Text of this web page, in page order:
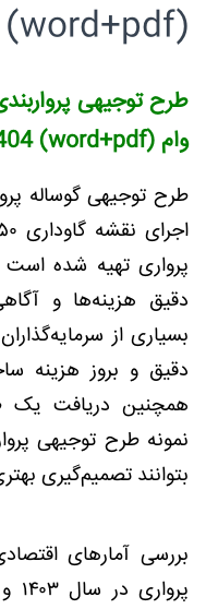
(word+pdf) 1404
وام (word+pdf) 1404
پرواری تهیه شده است
دقیق هزینه‌ها و
بسیاری از
همچنین دریافت یک
بتوانند تصمیم‌گیری
بررسی آمارهای